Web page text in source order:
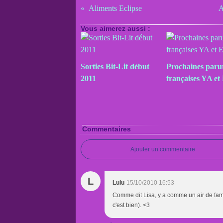
Aliments Eclipse
Vous aimerez aussi :
Sorties Bit-Lit début
2011
Prochaines
françaises YA et
Commentaires
Ajouter un commentaire
L Lulu 15/10/2010 16:53
Comme dit Lisa, y a comme un air de
c'est bien). <3